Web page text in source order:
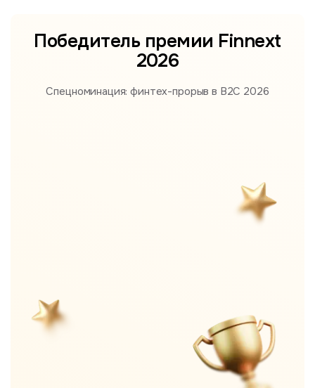
Победитель премии Finnext
2026
Спецноминация: финтех-прорыв в B2С 2026